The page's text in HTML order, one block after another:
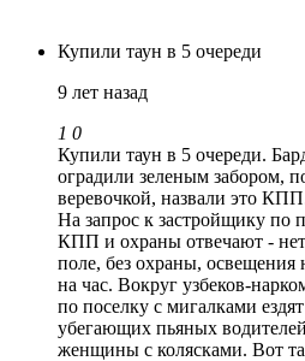
Купили таун в 5 очереди
9 лет назад
1 0
Купили таун в 5 очереди.
оградили зеленым забором,
веревочкой, назвали это
На запрос к застройщику по
КПП и охраны отвечают -
поле, без охраны, освещения
на час. Вокруг узбеков-
по поселку с мигалками
убегающих пьяных
женщины с колясками. Вот